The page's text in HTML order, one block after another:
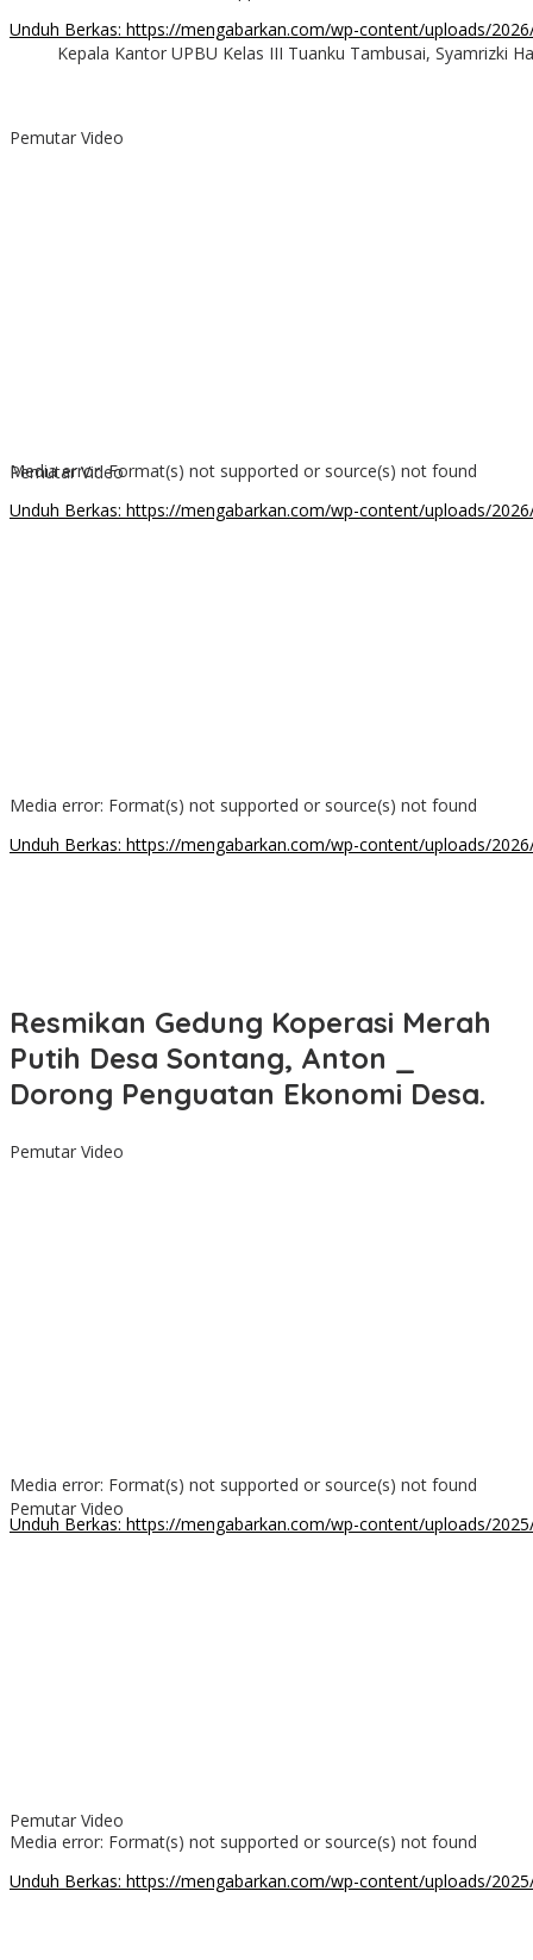
Unduh Berkas: https://mengabarkan.com/wp-content/uploads/
Kepala Kantor UPBU Kelas III Tuanku Tambusai, Syamrizki
Pemutar Video
Media error: Format(s) not supported or source(s) not found
Unduh Berkas: https://mengabarkan.com/wp-content/uploads/
Pemutar Video
Media error: Format(s) not supported or source(s) not found
Unduh Berkas: https://mengabarkan.com/wp-content/uploads/
Resmikan Gedung Koperasi Merah
Putih Desa Sontang, Anton _
Dorong Penguatan Ekonomi Desa.
Pemutar Video
Media error: Format(s) not supported or source(s) not found
Unduh Berkas: https://mengabarkan.com/wp-content/uploads/
Pemutar Video
Media error: Format(s) not supported or source(s) not found
Unduh Berkas: https://mengabarkan.com/wp-content/uploads/
Pemutar Video